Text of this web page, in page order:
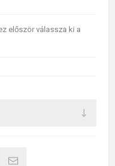
először válassza ki a